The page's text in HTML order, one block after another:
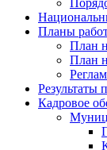
Планы
План
План
Результаты
Кадровое